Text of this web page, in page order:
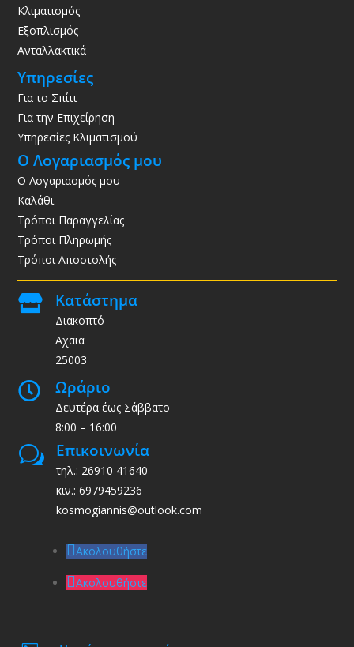
Κλιματισμός
Εξοπλισμός
Ανταλλακτικά
Υπηρεσίες
Για το Σπίτι
Για την Επιχείρηση
Υπηρεσίες Κλιματισμού
Ο Λογαριασμός μου
Ο Λογαριασμός μου
Καλάθι
Τρόποι Παραγγελίας
Τρόποι Πληρωμής
Τρόποι Αποστολής
 Κατάστημα
Διακοπτό
Αχαϊα
25003
 Ωράριο
Δευτέρα έως Σάββατο
8:00 – 16:00
w Επικοινωνία
τηλ.: 26910 41640
κιν.: 6979459236
kosmogiannis@outlook.com
Ακολουθήστε
Ακολουθήστε